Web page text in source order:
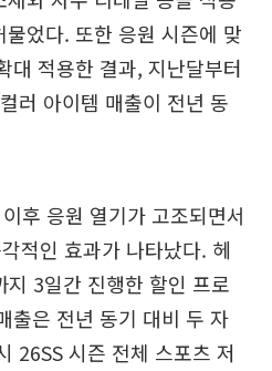
었다. 또한 응원 시즌에 맞
대 적용한 결과, 지난달부터
러 아이템 매출이 전년 동
후 응원 열기가 고조되면서
적인 효과가 나타났다. 헤
3일간 진행한 할인 프로
출은 전년 동기 대비 두 자
26SS 시즌 전체 스포츠 저